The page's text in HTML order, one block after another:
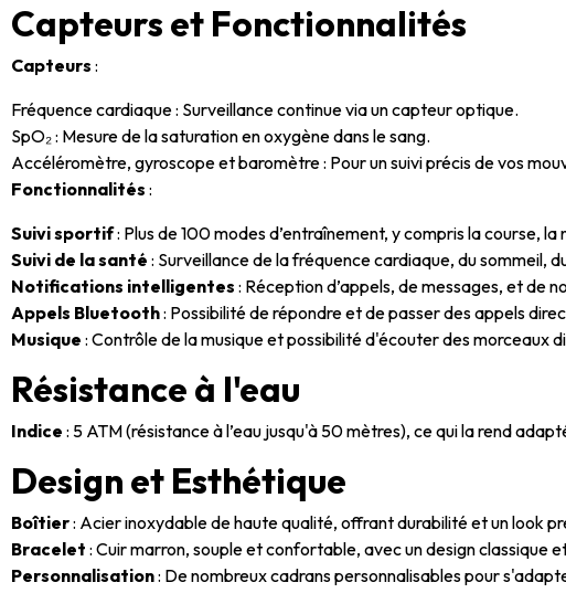
Capteurs et Fonctionnalités
Capteurs :
Fréquence cardiaque : Surveillance continue via un capteur optique.
SpO₂ : Mesure de la saturation en oxygène dans le sang.
Accéléromètre, gyroscope et baromètre : Pour un suivi précis de vos
Fonctionnalités :
Suivi sportif: Plus de 100 modes d’entraînement, y compris la course,
Suivi de la santé : Surveillance de la fréquence cardiaque, du sommeil,
Notifications intelligentes : Réception d’appels, de messages, et de
Appels Bluetooth: Possibilité de répondre et de passer des appels
Musique : Contrôle de la musique et possibilité d'écouter des morceaux
Résistance à l'eau
Indice : 5 ATM (résistance à l’eau jusqu'à 50 mètres), ce qui la rend
Design et Esthétique
Boîtier: Acier inoxydable de haute qualité, offrant durabilité et un look
Bracelet : Cuir marron, souple et confortable, avec un design classique
Personnalisation: De nombreux cadrans personnalisables pour